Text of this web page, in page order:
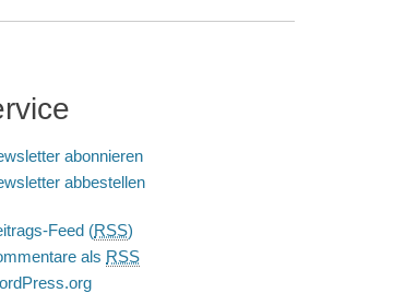
abonnieren
abbestellen
Feed (RSS)
als RSS